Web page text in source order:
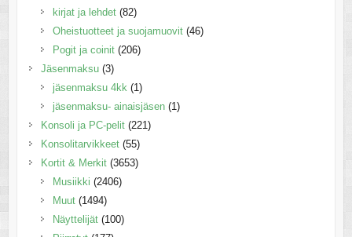
kirjat ja lehdet (82)
Oheistuotteet ja suojamuovit (46)
Pogit ja coinit (206)
Jäsenmaksu (3)
jäsenmaksu 4kk (1)
jäsenmaksu- ainaisjäsen (1)
Konsoli ja PC-pelit (221)
Konsolitarvikkeet (55)
Kortit & Merkit (3653)
Musiikki (2406)
Muut (1494)
Näyttelijät (100)